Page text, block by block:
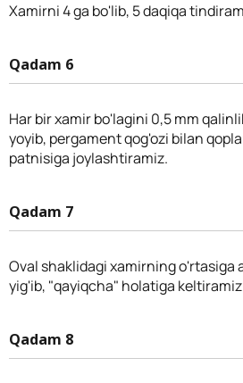
Xamirni 4 ga bo'lib, 5 daqiqa
Qadam 6
Har bir xamir bo'lagini 0,5 mm
yoyib, pergament qog'ozi bilan
patnisiga joylashtiramiz.
Qadam 7
Oval shaklidagi xamirning o'rtasiga
yig'ib, "qayiqcha" holatiga
Qadam 8